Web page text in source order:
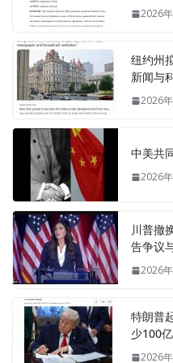
2026
纽约州
新闻与
2026
中美共
2026
川普撤
告争议
2026
特朗普
少100
2026